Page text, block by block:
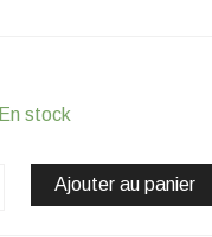
En stock
Ajouter au panier